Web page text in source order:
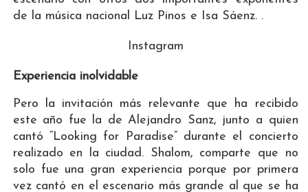
de la música nacional Luz Pinos e Isa Sáenz. .
Instagram
Experiencia inolvidable
Pero la invitación más relevante que ha recibido
este año fue la de Alejandro Sanz, junto a quien
cantó “Looking for Paradise” durante el concierto
realizado en la ciudad. Shalom, comparte que no
solo fue una gran experiencia porque por primera
vez cantó en el escenario más grande al que se ha